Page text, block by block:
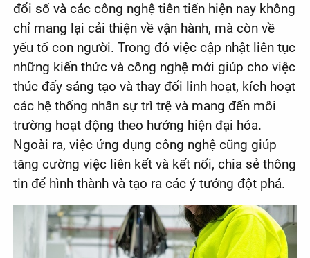
đổi số và các công nghệ tiên tiến hiện nay không
chỉ mang lại cải thiện về vận hành, mà còn về
yếu tố con người. Trong đó việc cập nhật liên tục
những kiến thức và công nghệ mới giúp cho việc
thúc đẩy sáng tạo và thay đổi linh hoạt, kích hoạt
các hệ thống nhân sự trì trệ và mang đến môi
trường hoạt động theo hướng hiện đại hóa.
Ngoài ra, việc ứng dụng công nghệ cũng giúp
tăng cường việc liên kết và kết nối, chia sẻ thông
tin để hình thành và tạo ra các ý tưởng đột phá.